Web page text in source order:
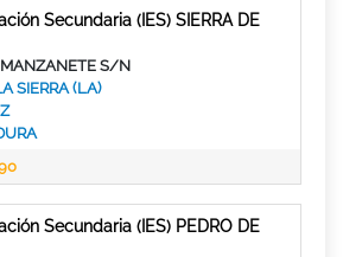
Secundaria (IES) SIERRA DE
MANZANETE S/N
SIERRA (LA)
Secundaria (IES) PEDRO DE